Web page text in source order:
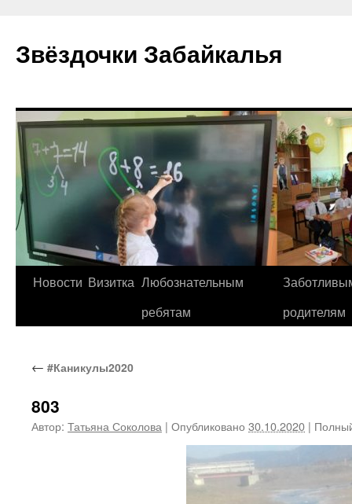
содержимому
Звёздочки Забайкалья
Новости Визитка Любознательным
ребятам
родителям
← #Каникулы2020
803
Автор: Татьяна Соколова | Опубликовано 30.10.2020 |